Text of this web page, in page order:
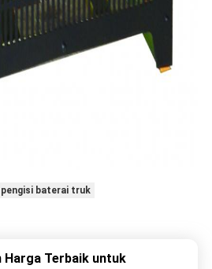
pengisi baterai truk
Harga Terbaik untuk